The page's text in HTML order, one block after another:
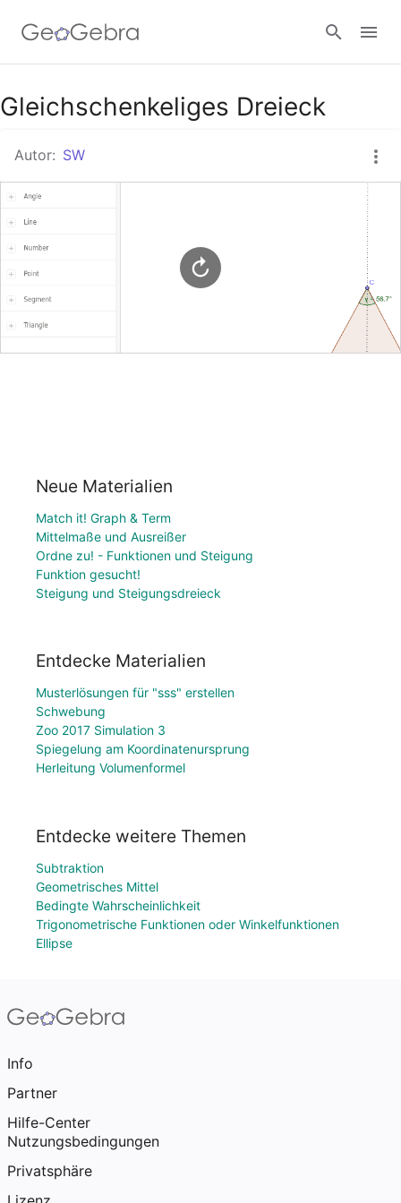
Google Classroom
GeoGebra Classroom
Gleichschenkeliges Dreieck
Autor: SW
Neue Materialien
Match it! Graph & Term
Mittelmaße und Ausreißer
Ordne zu! - Funktionen und Steigung
Funktion gesucht!
Steigung und Steigungsdreieck
Entdecke Materialien
Musterlösungen für "sss" erstellen
Schwebung
Zoo 2017 Simulation 3
Spiegelung am Koordinatenursprung
Herleitung Volumenformel
Entdecke weitere Themen
Subtraktion
Geometrisches Mittel
Bedingte Wahrscheinlichkeit
Trigonometrische Funktionen oder Winkelfunktionen
Ellipse
Info
Partner
Hilfe-Center
Nutzungsbedingungen
Privatsphäre